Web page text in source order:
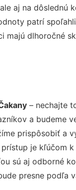
aj na dôslednú
patrí
dlhoročné
– nechajte
a budeme
prispôsobiť a
je kľúčom k
sú aj odborné
presne podľa